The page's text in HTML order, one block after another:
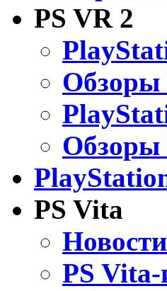
PS VR 2
Обзоры
Обзоры
PS Vita
PS